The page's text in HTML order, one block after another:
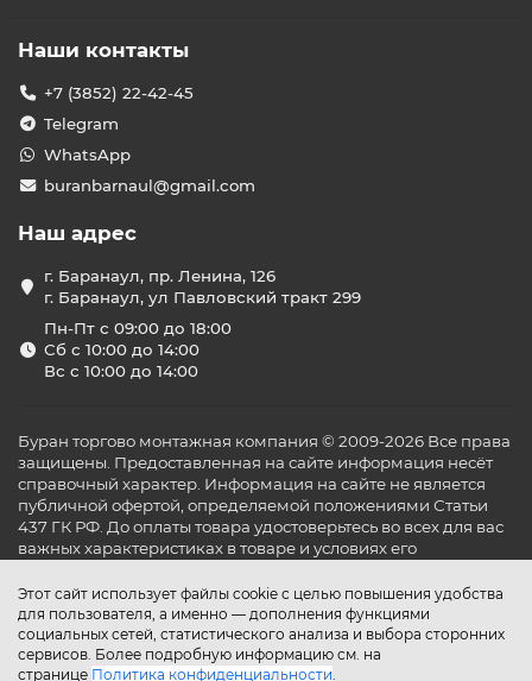
Этот сайт использует файлы cookie с целью повышения удобства
для пользователя, а именно — дополнения функциями
социальных сетей, статистического анализа и выбора сторонних
сервисов. Более подробную информацию см. на
странице Политика конфиденциальности.
Наши контакты
+7 (3852) 22-42-45
Telegram
WhatsApp
buranbarnaul@gmail.com
Наш адрес
г. Баранаул, пр. Ленина, 126
г. Баранаул, ул Павловский тракт 299
Пн-Пт с 09:00 до 18:00
Сб с 10:00 до 14:00
Вс с 10:00 до 14:00
Буран торгово монтажная компания © 2009-2026 Все права
защищены. Предоставленная на сайте информация несёт
справочный характер. Информация на сайте не является
публичной офертой, определяемой положениями Статьи
437 ГК РФ. До оплаты товара удостоверьтесь во всех для вас
важных характеристиках в товаре и условиях его